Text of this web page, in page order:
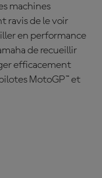
machines
ravis de le voir
en performance
de recueillir
efficacement
MotoGP™ et